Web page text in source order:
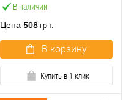
В наличии
тех.упаковки.без отв.
Цена 508 грн.
В корзину
Купить в 1 клик